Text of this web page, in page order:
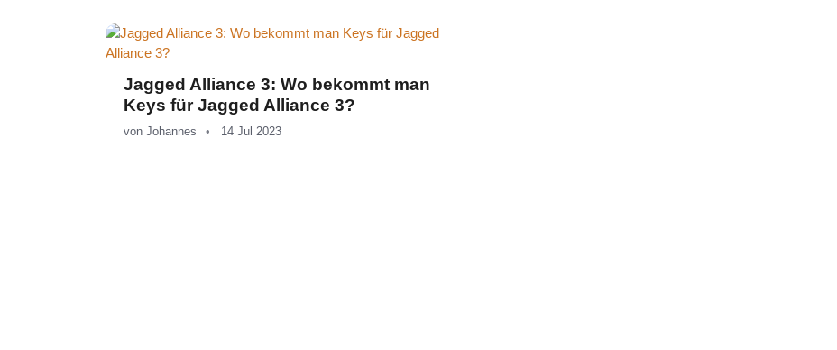
Jagged Alliance 3: Wo bekommt man
Keys für Jagged Alliance 3?
von Johannes 14 Jul 2023